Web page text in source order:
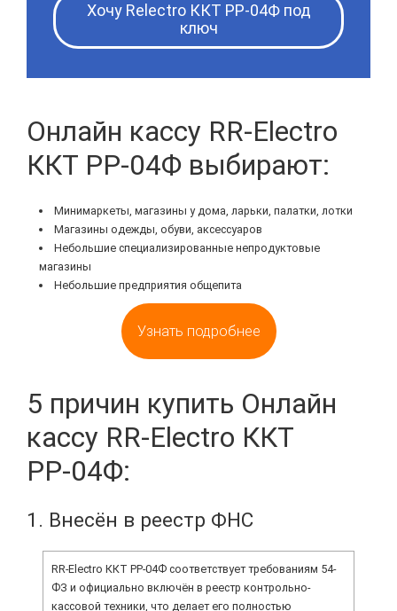
Хочу Relectro ККТ РР-04Ф под
ключ
Онлайн кассу RR-Electro
ККТ РР-04Ф выбирают:
Минимаркеты, магазины у дома, ларьки, палатки, лотки
Магазины одежды, обуви, аксессуаров
Небольшие специализированные непродуктовые
магазины
Небольшие предприятия общепита
Узнать подробнее
5 причин купить Онлайн
кассу RR-Electro ККТ
РР-04Ф:
1. Внесён в реестр ФНС
RR-Electro ККТ РР-04Ф соответствует требованиям 54-
ФЗ и официально включён в реестр контрольно-
кассовой техники, что делает его полностью